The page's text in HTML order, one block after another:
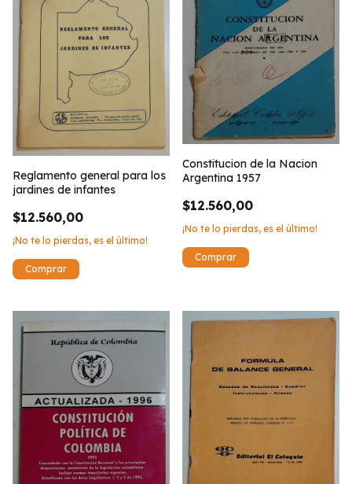
Reglamento general para los
jardines de infantes
$12.560,00
¡No te lo pierdas, es el último!
Constitucion de la Nacion
Argentina 1957
$12.560,00
¡No te lo pierdas, es el último!